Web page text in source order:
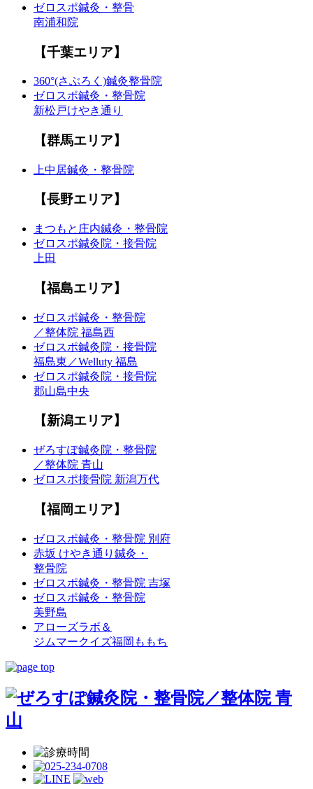
ゼロスポ鍼灸・整骨
南浦和院
【千葉エリア】
360°(さぶろく)鍼灸整骨院
ゼロスポ鍼灸・整骨院
新松戸けやき通り
【群馬エリア】
上中居鍼灸・整骨院
【長野エリア】
まつもと庄内鍼灸・整骨院
ゼロスポ鍼灸院・接骨院
上田
【福島エリア】
ゼロスポ鍼灸・整骨院
／整体院 福島西
ゼロスポ鍼灸院・接骨院
福島東／Welluty 福島
ゼロスポ鍼灸院・接骨院
郡山島中央
【新潟エリア】
ぜろすぽ鍼灸院・整骨院
／整体院 青山
ゼロスポ接骨院 新潟万代
【福岡エリア】
ゼロスポ鍼灸・整骨院 別府
赤坂 けやき通り鍼灸・
整骨院
ゼロスポ鍼灸・整骨院 吉塚
ゼロスポ鍼灸・整骨院
美野島
アローズラボ＆
ジムマークイズ福岡ももち